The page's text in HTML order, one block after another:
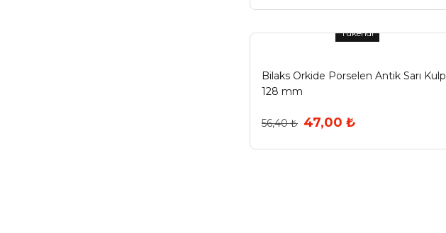
Tükendi
Bilaks Orkide Porselen Antik Sarı Kulp
128 mm
56,40 ₺ 47,00 ₺